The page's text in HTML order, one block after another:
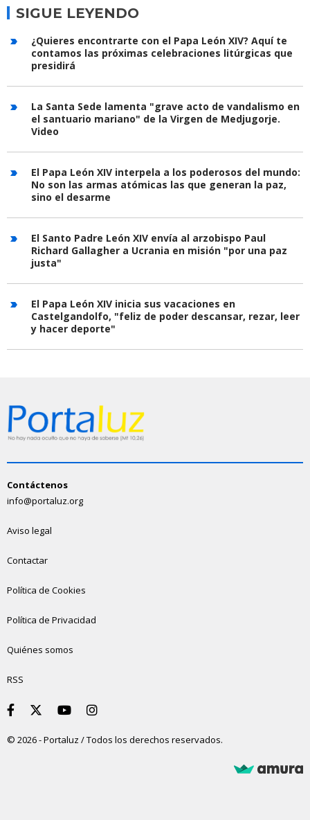
SIGUE LEYENDO
¿Quieres encontrarte con el Papa León XIV? Aquí te
contamos las próximas celebraciones litúrgicas que
presidirá
La Santa Sede lamenta "grave acto de vandalismo en
el santuario mariano" de la Virgen de Medjugorje.
Video
El Papa León XIV interpela a los poderosos del mundo:
No son las armas atómicas las que generan la paz,
sino el desarme
El Santo Padre León XIV envía al arzobispo Paul
Richard Gallagher a Ucrania en misión "por una paz
justa"
El Papa León XIV inicia sus vacaciones en
Castelgandolfo, "feliz de poder descansar, rezar, leer
y hacer deporte"
Contáctenos
info@portaluz.org
Aviso legal
Contactar
Política de Cookies
Política de Privacidad
Quiénes somos
RSS
© 2026 - Portaluz / Todos los derechos reservados.